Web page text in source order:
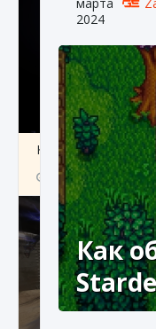
Как получить
9 августа 2024
2024
Как